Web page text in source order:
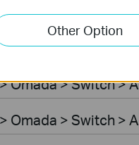
Omada > WiFi >
Omada > Switch >
Omada > Switch >
Omada > Switch >
Other Option